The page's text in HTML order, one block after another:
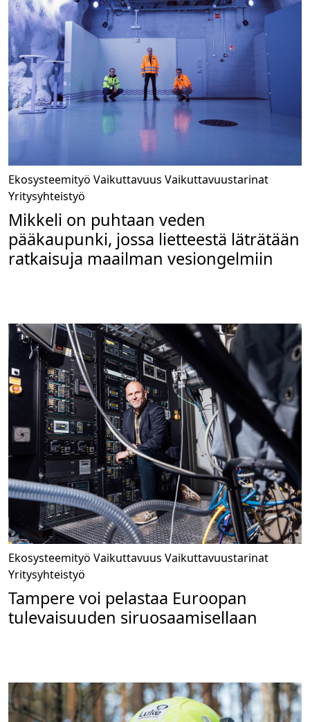
Ekosysteemityö Vaikuttavuus Vaikuttavuustarinat
Yritysyhteistyö
Mikkeli on puhtaan veden
pääkaupunki, jossa lietteestä läträtään
ratkaisuja maailman vesiongelmiin
Ekosysteemityö Vaikuttavuus Vaikuttavuustarinat
Yritysyhteistyö
Tampere voi pelastaa Euroopan
tulevaisuuden siruosaamisellaan